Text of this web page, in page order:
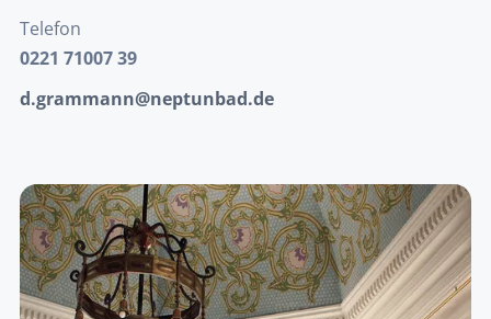
Telefon
0221 71007 39
d.grammann@neptunbad.de